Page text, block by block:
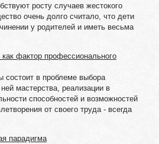
росту случаев жестокого
очень долго считало, что дети
у родителей и иметь весьма
фактор профессионального
состоит в проблеме выбора
мастерства, реализации в
способностей и возможностей
от своего труда - всегда
пaрaдигмa